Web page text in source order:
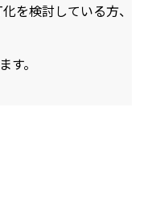
を検討している方、
。